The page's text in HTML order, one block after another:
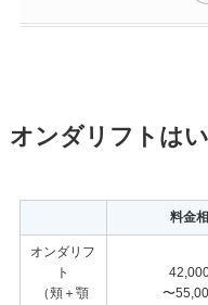
オンダリフトは
料金
オンダリフ
ト
（頬＋顎
〜